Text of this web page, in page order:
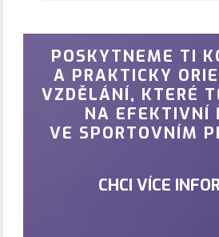
POSKYTNEME TI
A PRAKTICKY
VZDĚLÁNÍ, KTERÉ
NA EFEKTIVNÍ
VE SPORTOVNÍM
CHCI VÍCE